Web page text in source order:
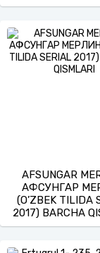
AFSUNGAR
АФСУНГАР
(O’ZBEK TILIDA
2017) BARCHA